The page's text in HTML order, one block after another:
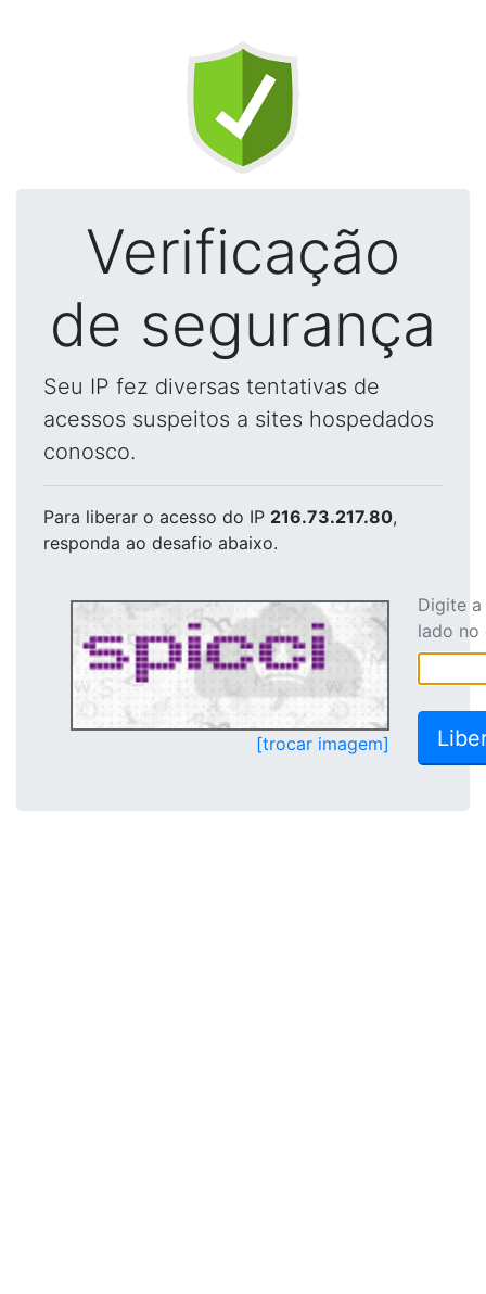
Verificação
de segurança
Seu IP fez diversas tentativas de
acessos suspeitos a sites hospedados
conosco.
Para liberar o acesso do IP 216.73.217.80,
responda ao desafio abaixo.
[trocar imagem]
Digite
lado no